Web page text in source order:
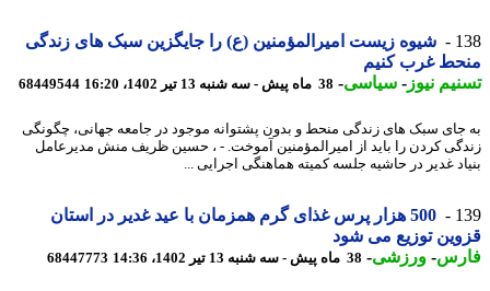
شیوه زیست امیرالمؤمنین (ع) را جایگزین سبک های زندگی
غرب کنیم
نیوز-سیاسی-38 ماه پیش - سه شنبه 13 تیر 1402، 16:20 68449544
سبک های زندگی منحط و بدون پشتوانه موجود در جامعه جهانی، چگونگی
کردن را باید از امیرالمؤمنین آموخت. - ، حسین ظریف منش مدیرعامل
غدیر در حاشیه جلسه کمیته هماهنگی اجرایی ...
500 هزار پرس غذای گرم همزمان با عید غدیر در استان
توزیع می شود
-ورزشی-38 ماه پیش - سه شنبه 13 تیر 1402، 14:36 68447773